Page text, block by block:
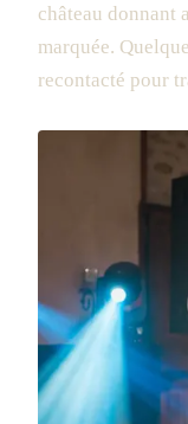
château donnant
marquée.
recontacté pour